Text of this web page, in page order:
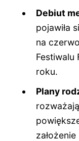
Debiut
pojawiła
na
Festiwalu
roku.
Plany